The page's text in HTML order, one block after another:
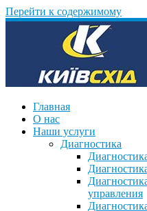
Перейти к содержимому
Главная
О нас
Наши услуги
Диагностика
управления